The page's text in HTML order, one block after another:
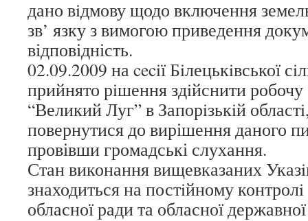
дано вiдмову щодо включення
зв’ язку з вимогою приведення
відповідність.
02.09.2009 на ceciї Бiлецькiвської
прийнято рiшення здiйснити
“Великий Луг” в Запорiзькiй
повернутися до вирішення даного
провівши громадські слухання.
Стан виконання вищевказаних
знаходиться на постiйному
обласної ради та обласної